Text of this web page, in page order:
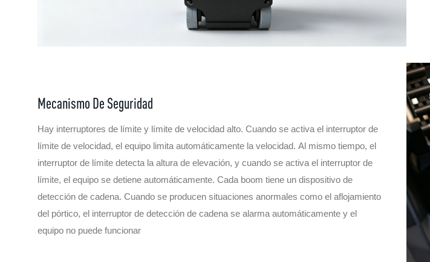
Mecanismo De Seguridad
Hay interruptores de límite y límite de velocidad alto. Cuando se activa el interruptor de
límite de velocidad, el equipo limita automáticamente la velocidad. Al mismo tiempo, el
interruptor de límite detecta la altura de elevación, y cuando se activa el interruptor de
límite, el equipo se detiene automáticamente. Cada boom tiene un dispositivo de
detección de cadena. Cuando se producen situaciones anormales como el aflojamiento
del pórtico, el interruptor de detección de cadena se alarma automáticamente y el
equipo no puede funcionar